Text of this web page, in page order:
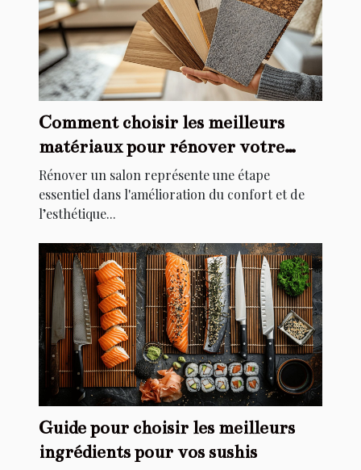
Comment choisir les meilleurs
matériaux pour rénover votre
salon
Rénover un salon représente une étape
essentiel dans l'amélioration du confort et de
l’esthétique...
Guide pour choisir les meilleurs
ingrédients pour vos sushis